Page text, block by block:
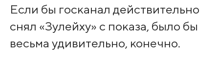
Если бы госканал действительно
снял «Зулейху» с показа, было бы
весьма удивительно, конечно.